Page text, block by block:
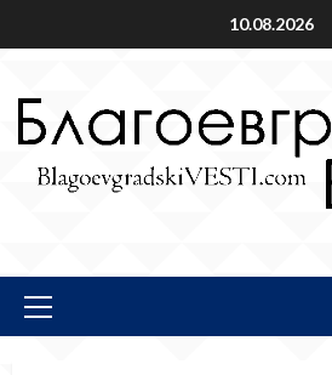
to
10.08.2026
Primary